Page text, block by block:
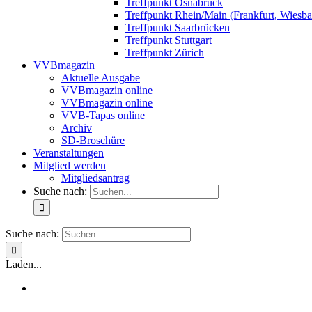
Treffpunkt Osnabrück
Treffpunkt Rhein/Main (Frankfurt,
Treffpunkt Saarbrücken
Treffpunkt Stuttgart
Treffpunkt Zürich
VVBmagazin
Aktuelle Ausgabe
VVBmagazin online
VVBmagazin online
VVB-Tapas online
Archiv
SD-Broschüre
Veranstaltungen
Mitglied werden
Mitgliedsantrag
Suche nach:
Suche nach:
Laden...